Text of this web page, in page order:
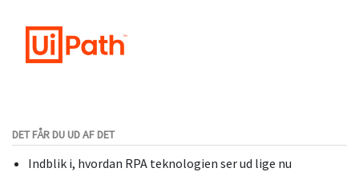
DET FÅR DU UD AF DET
Indblik i, hvordan RPA teknologien ser ud lige nu